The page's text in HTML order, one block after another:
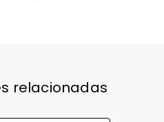
relacionadas